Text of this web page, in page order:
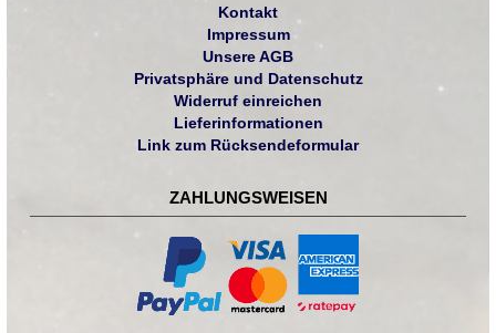
Kontakt
Impressum
Unsere AGB
Privatsphäre und Datenschutz
Widerruf einreichen
Lieferinformationen
Link zum Rücksendeformular
ZAHLUNGSWEISEN